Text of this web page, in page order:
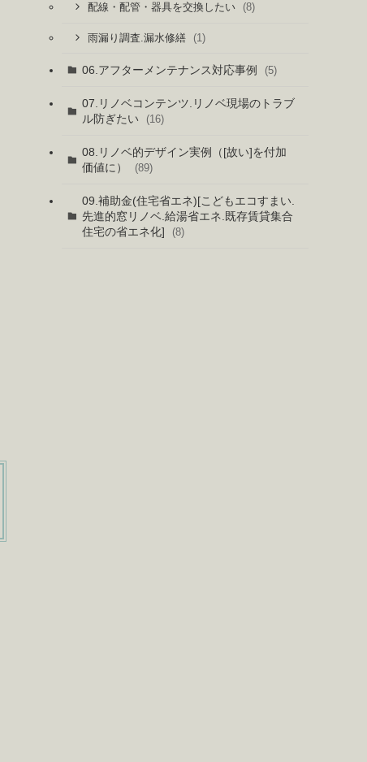
配線・配管・器具を交換したい (8)
雨漏り調査.漏水修繕 (1)
06.アフターメンテナンス対応事例 (5)
07.リノベコンテンツ.リノベ現場のトラブ
ル防ぎたい
(16)
08.リノベ的デザイン実例（[故い]を付加
価値に）
(89)
09.補助金(住宅省エネ)[こどもエコすまい.
先進的窓リノベ.給湯省エネ.既存賃貸集合
住宅の省エネ化]
(8)